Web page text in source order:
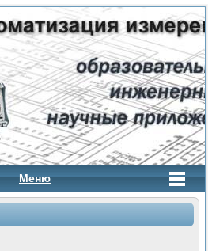
Меню